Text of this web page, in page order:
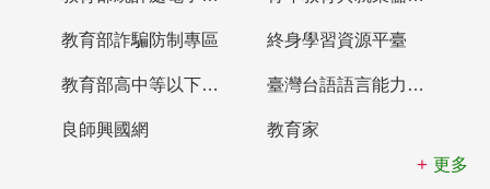
教育部詐騙防制專區 終身學習資源平臺
教育部高中等以下學校及幼兒園教師資格檢定考試 臺灣台語語言能力認證網站
良師興國網
教育家
更多